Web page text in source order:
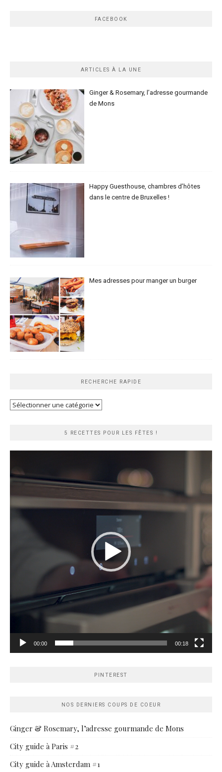
FACEBOOK
ARTICLES À LA UNE
Ginger & Rosemary, l’adresse gourmande
de Mons
Happy Guesthouse, chambres d’hôtes
dans le centre de Bruxelles !
Mes adresses pour manger un burger
RECHERCHE RAPIDE
Recherche
5 RECETTES POUR LES FÊTES !
00:00 00:18
PINTEREST
NOS DERNIERS COUPS DE COEUR
Ginger & Rosemary, l’adresse gourmande de Mons
City guide à Paris #2
City guide à Amsterdam #1